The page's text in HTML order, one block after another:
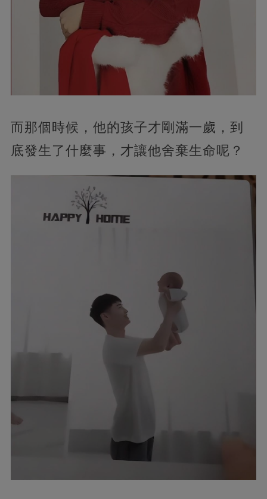
而那個時候，他的孩子才剛滿一歲，到
底發生了什麼事，才讓他舍棄生命呢？